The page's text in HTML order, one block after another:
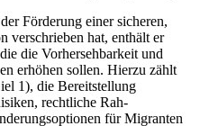
Förderung einer sicheren,
verschrieben hat, ent­hält er
die Vorhersehbarkeit und
erhöhen sollen. Hierzu zählt
1), die Bereitstellung
rechtliche Rah­
für Migranten